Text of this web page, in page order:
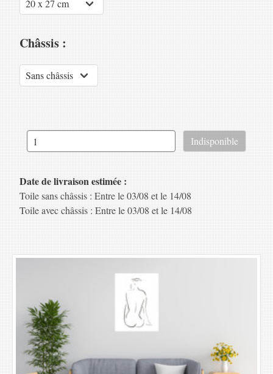
Châssis :
Date de livraison estimée :
Toile sans châssis : Entre le 03/08 et le 14/08
Toile avec châssis : Entre le 03/08 et le 14/08